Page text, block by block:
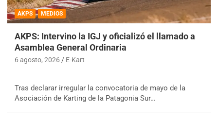
AKPS MEDIOS
AKPS: Intervino la IGJ y oficializó el llamado a
Asamblea General Ordinaria
6 agosto, 2026 E-Kart
Tras declarar irregular la convocatoria de mayo de la
Asociación de Karting de la Patagonia Sur…